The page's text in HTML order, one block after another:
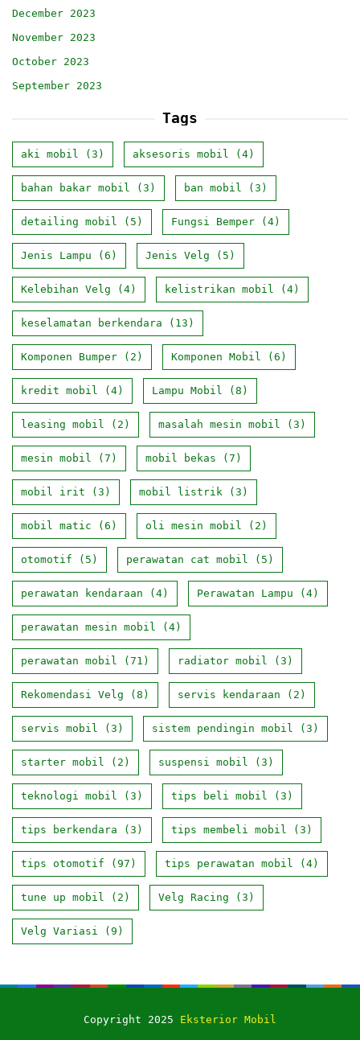
December 2023
November 2023
October 2023
September 2023
Tags
aki mobil (3) aksesoris mobil (4)
bahan bakar mobil (3) ban mobil (3)
detailing mobil (5) Fungsi Bemper (4)
Jenis Lampu (6) Jenis Velg (5)
Kelebihan Velg (4) kelistrikan mobil (4)
keselamatan berkendara (13)
Komponen Bumper (2) Komponen Mobil (6)
kredit mobil (4) Lampu Mobil (8)
leasing mobil (2) masalah mesin mobil (3)
mesin mobil (7) mobil bekas (7)
mobil irit (3) mobil listrik (3)
mobil matic (6) oli mesin mobil (2)
otomotif (5) perawatan cat mobil (5)
perawatan kendaraan (4) Perawatan Lampu (4)
perawatan mesin mobil (4)
perawatan mobil (71) radiator mobil (3)
Rekomendasi Velg (8) servis kendaraan (2)
servis mobil (3) sistem pendingin mobil (3)
starter mobil (2) suspensi mobil (3)
teknologi mobil (3) tips beli mobil (3)
tips berkendara (3) tips membeli mobil (3)
tips otomotif (97) tips perawatan mobil (4)
tune up mobil (2) Velg Racing (3)
Velg Variasi (9)
Copyright 2025 Eksterior Mobil